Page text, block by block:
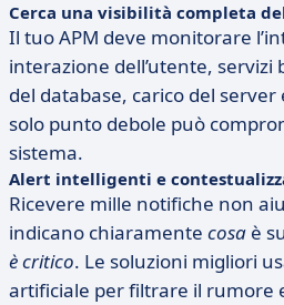
Cerca una visibilità completa
Il tuo APM deve monitorare
interazione dell’utente, servizi
del database, carico del
solo punto debole può
sistema.
Alert intelligenti e
Ricevere mille notifiche non
indicano chiaramente cosa è
è critico. Le soluzioni migliori
artificiale per filtrare il rumore